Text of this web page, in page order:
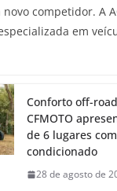
competidor. A
em
Conforto off-
CFMOTO
de 6 lugares
condicionado
28 de agosto de